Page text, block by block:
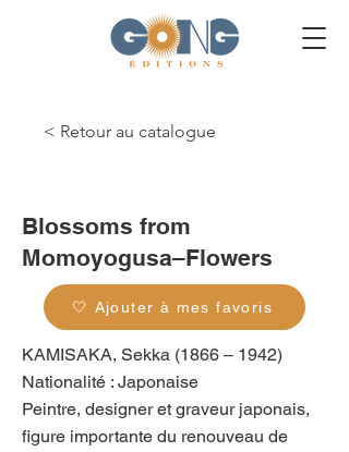
< Retour au catalogue
Blossoms from
Momoyogusa–Flowers
🤍 Ajouter à mes favoris
KAMISAKA, Sekka (1866 – 1942)
Nationalité : Japonaise
Peintre, designer et graveur japonais,
figure importante du renouveau de